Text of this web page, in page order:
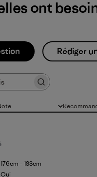
ont
Rédiger
des avis
Toutes les évaluations Tous
176cm - 183cm
Oui